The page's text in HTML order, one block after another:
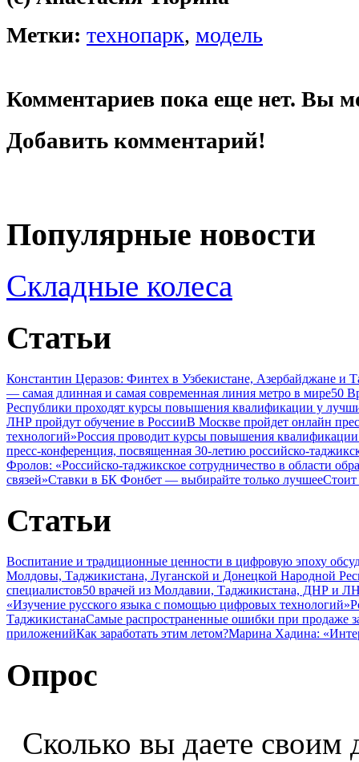
Метки: технопарк, модель
Комментариев пока еще нет. Вы
Добавить комментарий!
Популярные новости
Складные колеса
Статьи
Константин Церазов: Финтех в Узбекистане, Азербайджане
— самая длинная и самая современная линия метро в мире50
Республики проходят курсы повышения квалификации у
ЛНР пройдут обучение в РоссииВ Москве пройдет онлайн
технологий»Россия проводит курсы повышения квалификации
пресс-конференция, посвященная 30-летию российско-
Фролов: «Российско-таджикское сотрудничество в области
связей»Ставки в БК Фонбет — выбирайте только лучшееСтоит
Статьи
Воспитание и традиционные ценности в цифровую эпоху
Молдовы, Таджикистана, Луганской и Донецкой Народной
специалистов50 врачей из Молдавии, Таджикистана, ДНР и
«Изучение русского языка с помощью цифровых технологий»
ТаджикистанаСамые распространенные ошибки при продаже
приложенийКак заработать этим летом?Марина Хадина:
Опрос
Сколько вы даете своим